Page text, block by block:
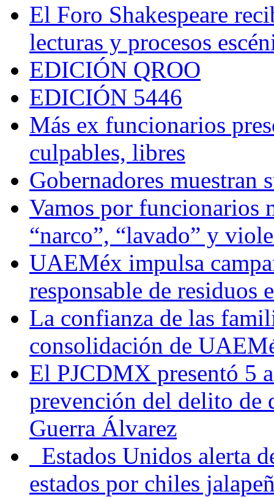
El Foro Shakespeare
lecturas y procesos
EDICIÓN QROO
EDICIÓN 5446
Más ex funcionarios
culpables, libres
Gobernadores muestran
Vamos por funcionarios
“narco”, “lavado” y
UAEMéx impulsa
responsable de residuos
La confianza de las
consolidación de
El PJCDMX presentó 5
prevención del delito de
Guerra Álvarez
Estados Unidos alerta
estados por chiles